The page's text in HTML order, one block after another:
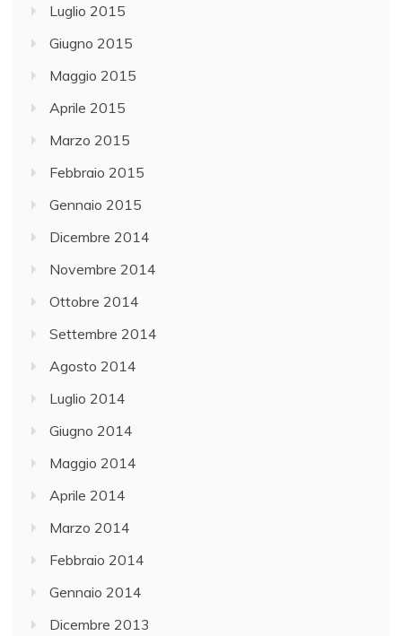
Luglio 2015
Giugno 2015
Maggio 2015
Aprile 2015
Marzo 2015
Febbraio 2015
Gennaio 2015
Dicembre 2014
Novembre 2014
Ottobre 2014
Settembre 2014
Agosto 2014
Luglio 2014
Giugno 2014
Maggio 2014
Aprile 2014
Marzo 2014
Febbraio 2014
Gennaio 2014
Dicembre 2013